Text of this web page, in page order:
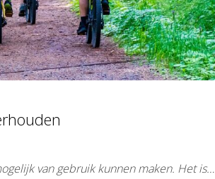
van gebruik kunnen maken. Het is…